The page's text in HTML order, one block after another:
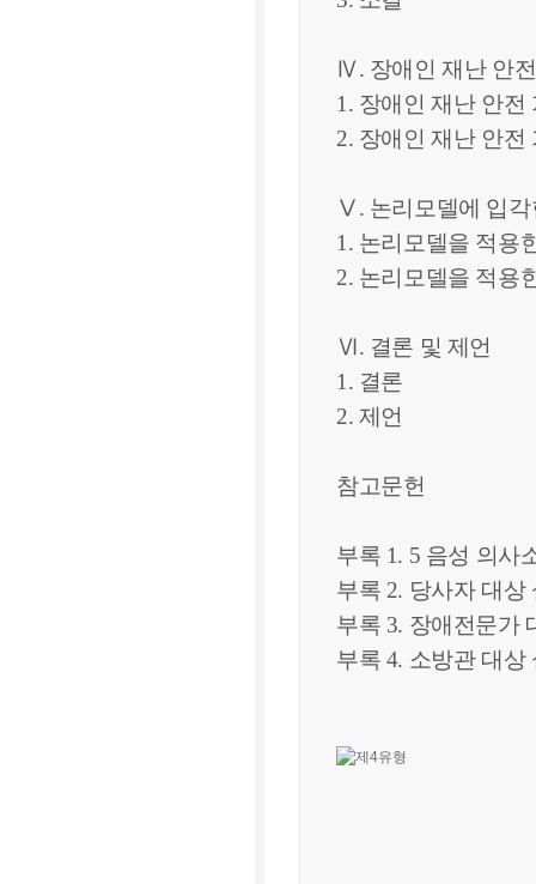
Ⅳ. 장애인 재난 안
1. 장애인 재난 안
2. 장애인 재난 안
Ⅴ. 논리모델에 입
1. 논리모델을 적용
2. 논리모델을 적용
Ⅵ. 결론 및 제언
1. 결론
2. 제언
참고문헌
부록 1. 5 음성 의사
부록 2. 당사자 대
부록 3. 장애전문가
부록 4. 소방관 대